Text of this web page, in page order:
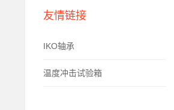
友情链接
IKO轴承
温度冲击试验箱